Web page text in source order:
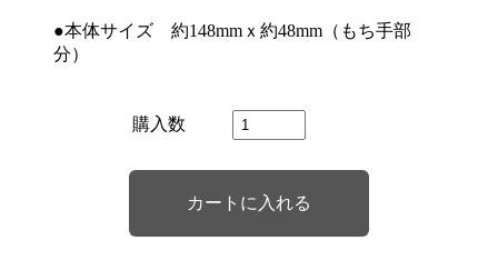
●本体サイズ 約148mmｘ約48mm（もち手部
分）
購入数